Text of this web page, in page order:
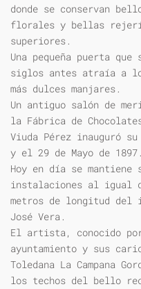
donde se conservan
florales y bellas
superiores.
Una pequeña puerta
siglos antes atraía a
más dulces manjares.
Un antiguo salón de
la Fábrica de
Viuda Pérez inauguró
y el 29 de Mayo de 1897.
Hoy en día se
instalaciones al igual
metros de longitud del
José Vera.
El artista, conocido
ayuntamiento y sus
Toledana La Campana
los techos del bello